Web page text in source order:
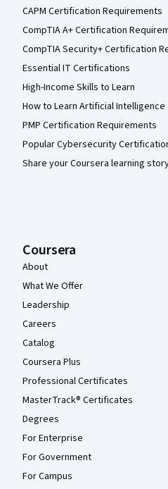
CAPM Certification Requirements
CompTIA A+ Certification
CompTIA Security+ Certification
Essential IT Certifications
High-Income Skills to Learn
How to Learn Artificial Intelligence
PMP Certification Requirements
Popular Cybersecurity
Share your Coursera learning
Coursera
About
What We Offer
Leadership
Careers
Catalog
Coursera Plus
Professional Certificates
MasterTrack® Certificates
Degrees
For Enterprise
For Government
For Campus